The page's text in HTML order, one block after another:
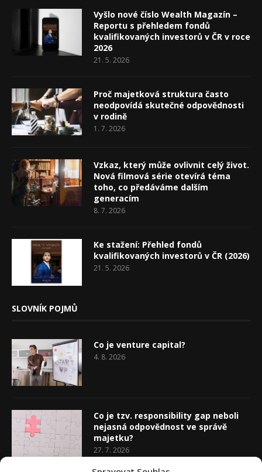
Vyšlo nové číslo Wealth Magazín –
Reportu s přehledem fondů
kvalifikovaných investorů v ČR v roce
2026
21. 5. 2026
Proč majetková struktura často
neodpovídá skutečné odpovědnosti
v rodině
1. 7. 2026
Vzkaz, který může ovlivnit celý život.
Nová filmová série otevírá téma
toho, co předáváme dalším
generacím
8. 7. 2026
Ke stažení: Přehled fondů
kvalifikovaných investorů v ČR (2026)
21. 5. 2026
SLOVNÍK POJMŮ
Co je venture capital?
4. 8. 2026
Co je tzv. responsibility gap neboli
nejasná odpovědnost ve správě
majetku?
27. 7. 2026